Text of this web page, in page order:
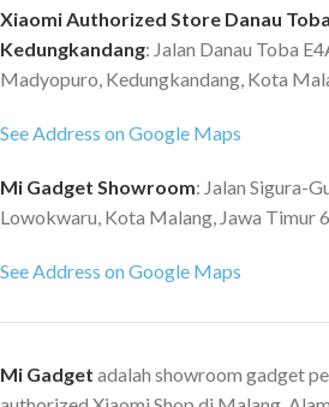
Xiaomi Authorized Store Danau
Kedungkandang: Jalan Danau Toba
Madyopuro, Kedungkandang, Kota
See Address on Google Maps
Mi Gadget Showroom: Jalan Sigura-
Lowokwaru, Kota Malang, Jawa Timur
See Address on Google Maps
Mi Gadget adalah showroom gadget